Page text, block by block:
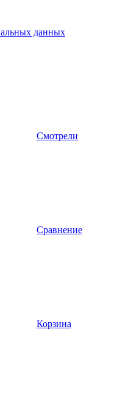
данных
Смотрели
Сравнение
Корзина